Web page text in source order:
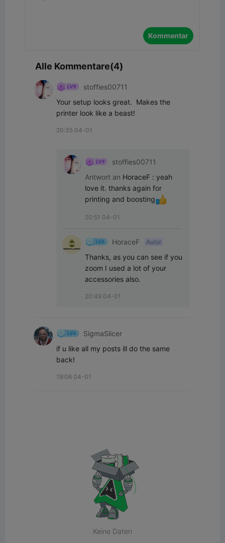
Kommentar
Alle Kommentare(4)
stoffies00711
Your setup looks great.  Makes the
printer look like a beast!
20:35 04-01
stoffies00711
Antwort an HoraceF : yeah
love it. thanks again for
printing and boosting
20:51 04-01
HoraceF Autor
Thanks, as you can see if you
zoom I used a lot of your
accessories also.
20:49 04-01
SigmaSlicer
if u like all my posts ill do the same
back!
19:06 04-01
Keine Daten